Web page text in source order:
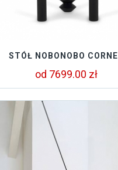
STÓŁ NOBONOBO
od 7699.00 zł